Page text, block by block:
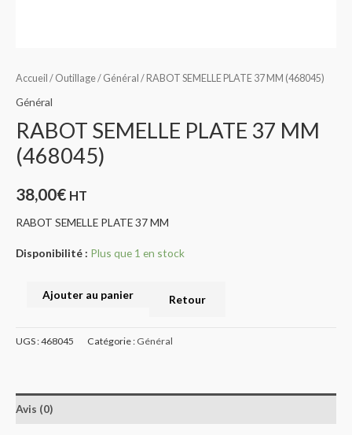
Accueil / Outillage/ Général / RABOT SEMELLE PLATE 37 MM (468045)
Général
RABOT SEMELLE PLATE 37 MM
(468045)
38,00€ HT
RABOT SEMELLE PLATE 37 MM
Disponibilité : Plus que 1 en stock
Ajouter au panier Retour
UGS :468045 Catégorie : Général
Avis (0)